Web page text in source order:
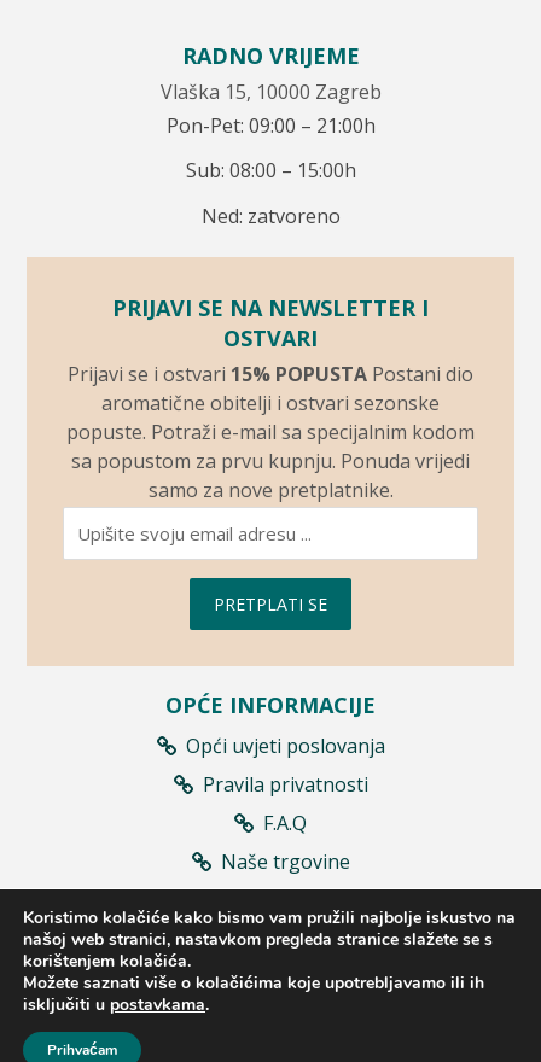
RADNO VRIJEME
Vlaška 15, 10000 Zagreb
Pon-Pet: 09:00 – 21:00h
Sub: 08:00 – 15:00h
Ned: zatvoreno
PRIJAVI SE NA NEWSLETTER I
OSTVARI
Prijavi se i ostvari 15% POPUSTA Postani dio
aromatične obitelji i ostvari sezonske
popuste. Potraži e-mail sa specijalnim kodom
sa popustom za prvu kupnju. Ponuda vrijedi
samo za nove pretplatnike.
PRETPLATI SE
OPĆE INFORMACIJE
Opći uvjeti poslovanja
Pravila privatnosti
F.A.Q
Naše trgovine
Raskid ugovora
2023 © Bioaromatica d.o.o. Sva prava pridržana
Koristimo kolačiće kako bismo vam pružili najbolje iskustvo na
našoj web stranici, nastavkom pregleda stranice slažete se s
korištenjem kolačića.
Možete saznati više o kolačićima koje upotrebljavamo ili ih
isključiti u postavkama.
Prihvaćam